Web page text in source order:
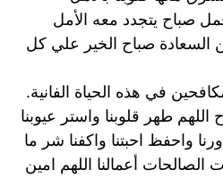
صباح يتجدد معه الأمل
صباح الخير علي كل
في هذه الحياة الفانية.
طهر قلوبنا واستر عيوبنا
واحفظ احبتنا واكفنا شر ما
الصالحات أعمالنا اللهم امين